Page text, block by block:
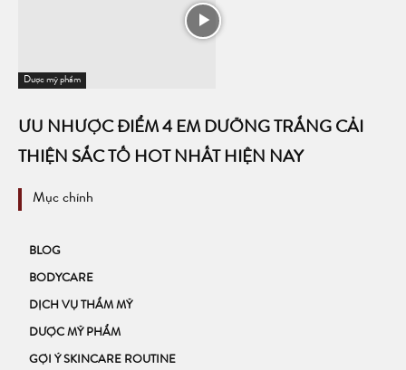
Dược mỹ phẩm
ƯU NHƯỢC ĐIỂM 4 EM DƯỠNG TRẮNG CẢI
THIỆN SẮC TỐ HOT NHẤT HIỆN NAY
Mục chính
BLOG
BODYCARE
DỊCH VỤ THẨM MỸ
DƯỢC MỸ PHẨM
GỢI Ý SKINCARE ROUTINE